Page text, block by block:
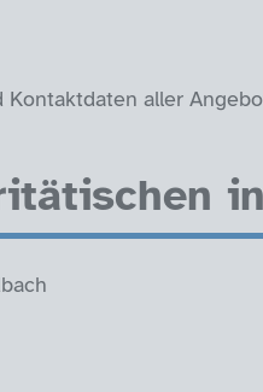
aller